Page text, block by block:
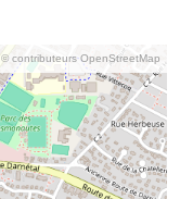
© contributeurs OpenStreetMap